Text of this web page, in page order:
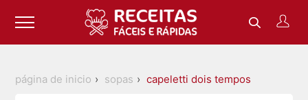
página de inicio sopas capeletti dois tempos